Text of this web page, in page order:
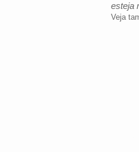
esteja
Veja